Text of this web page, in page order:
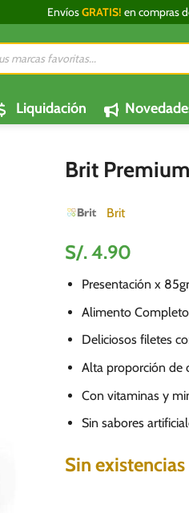
EnvíosGRATIS! en compras
Liquidación
Brit
Brit
S/.4.90
Presentación x
Alimento
Deliciosos filetes
Alta proporción de
Con vitaminas y
Sin sabores
Sin existencias